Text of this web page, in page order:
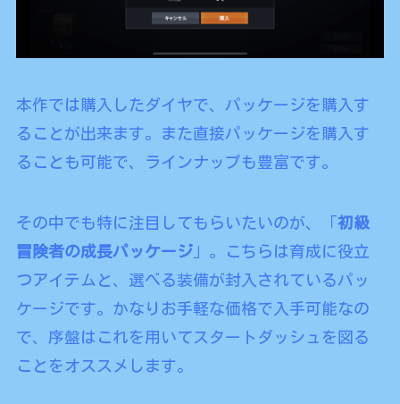
本作では購入したダイヤで、パッケージを購入す
ることが出来ます。また直接パッケージを購入す
ることも可能で、ラインナップも豊富です。
その中でも特に注目してもらいたいのが、「 初級
冒険者の成長パッケージ」。こちらは育成に役立
つアイテムと、選べる装備が封入されているパッ
ケージです。かなりお手軽な価格で入手可能なの
で、序盤はこれを用いてスタートダッシュを図る
ことをオススメします。